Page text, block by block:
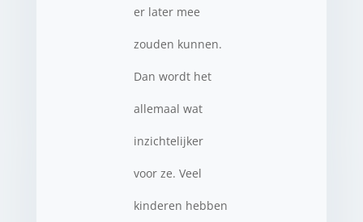
er later mee
zouden kunnen.
Dan wordt het
allemaal wat
inzichtelijker
voor ze. Veel
kinderen hebben